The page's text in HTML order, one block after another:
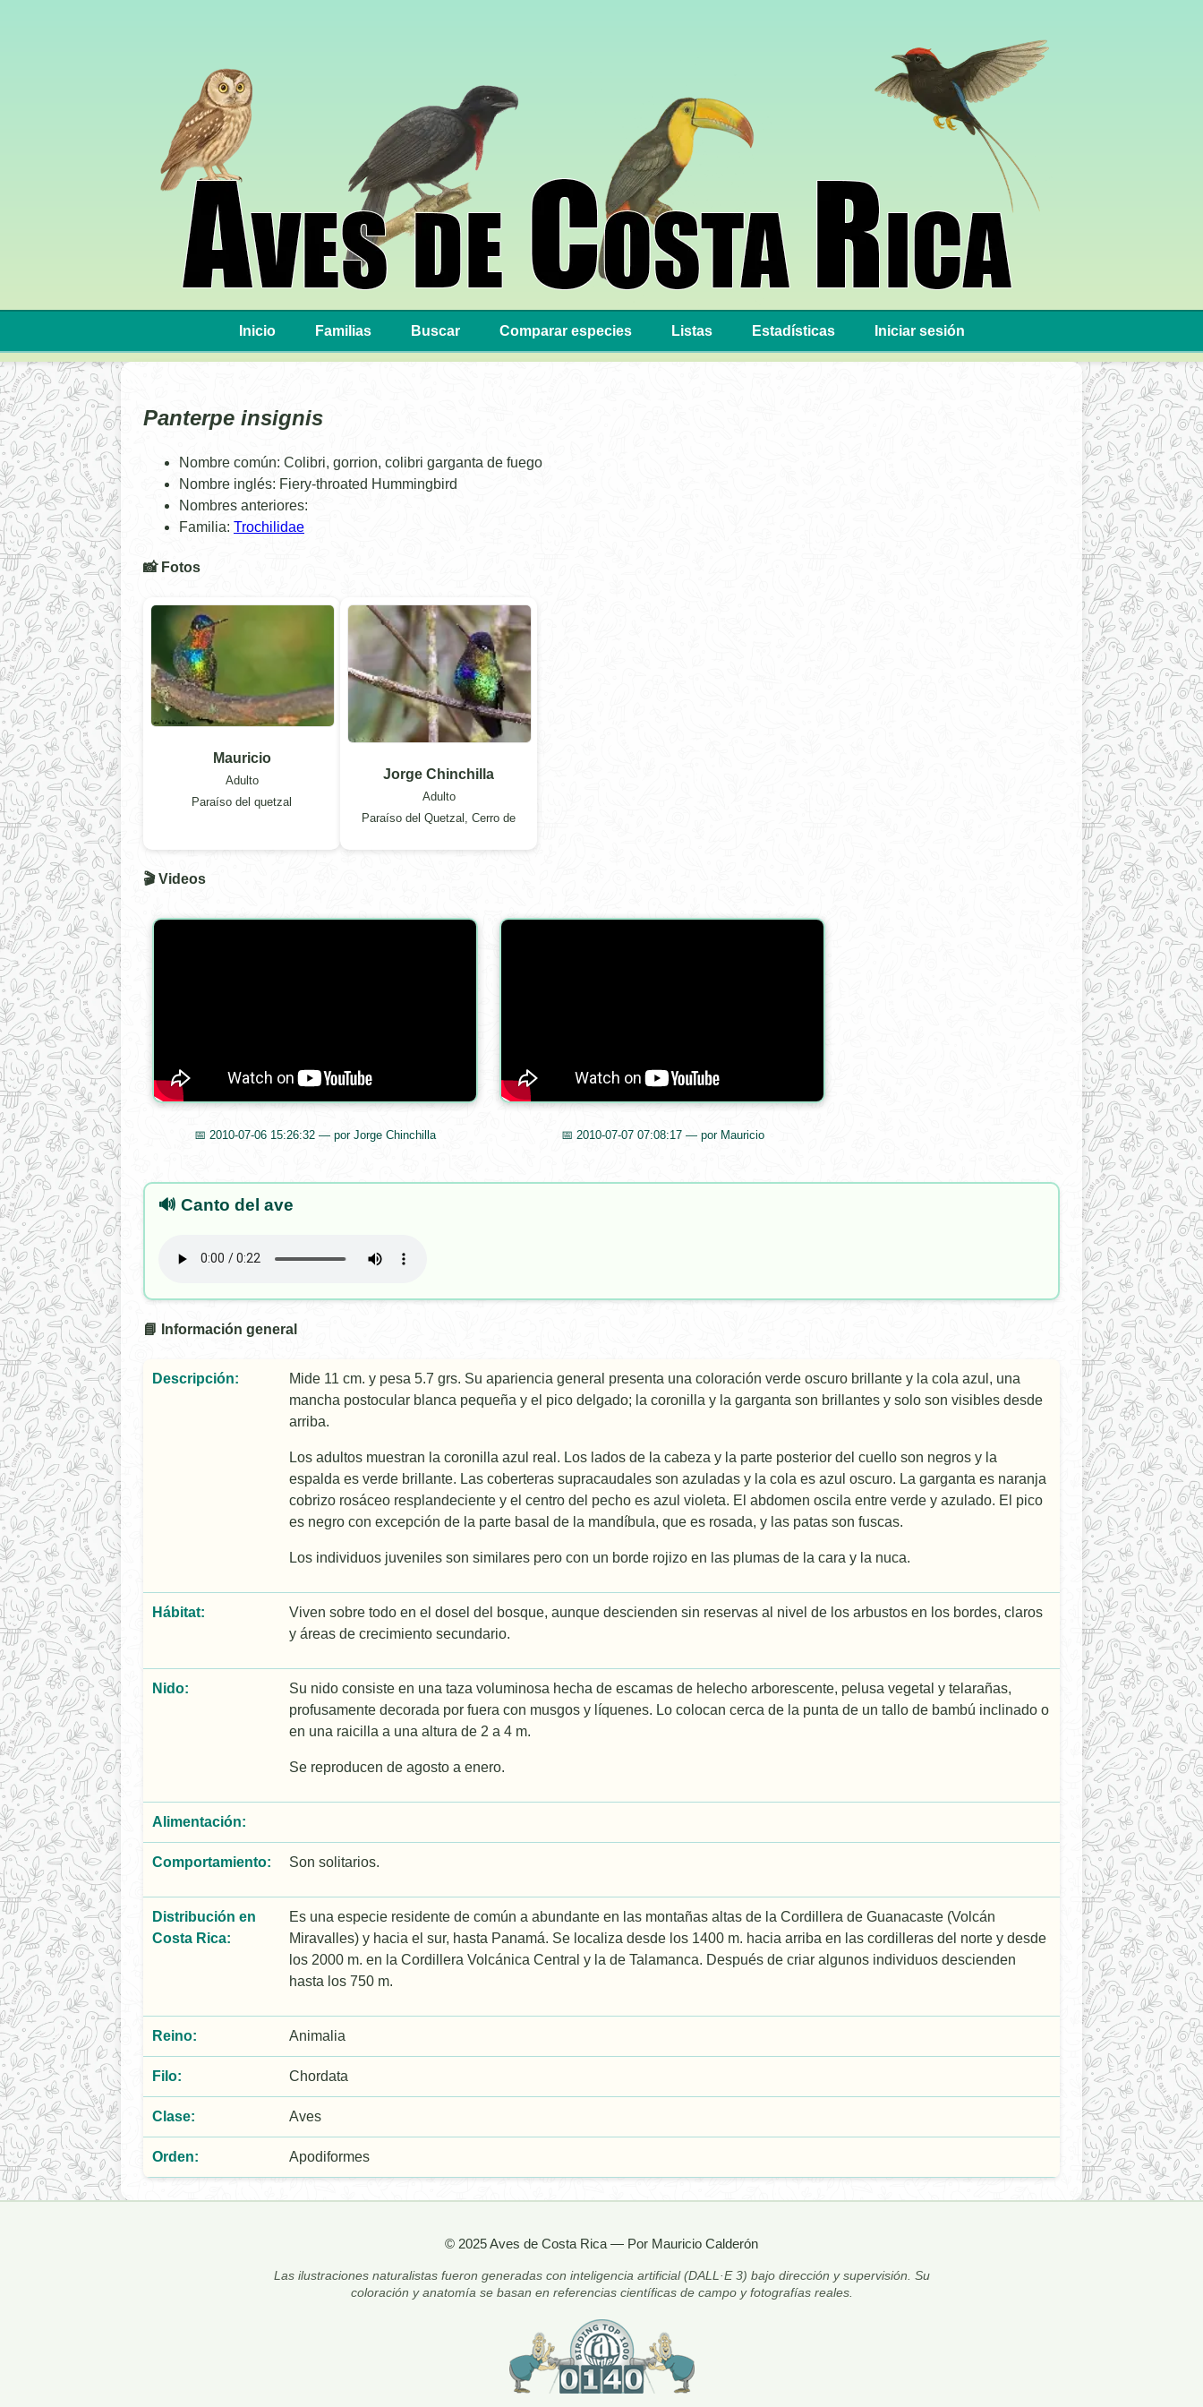
Inicio Familias Buscar Comparar especies Listas Estadísticas Iniciar sesión
Panterpe insignis
Nombre común: Colibri, gorrion, colibri garganta de fuego
Nombre inglés: Fiery-throated Hummingbird
Nombres anteriores:
Familia: Trochilidae
📸 Fotos
Mauricio
Adulto
Paraíso del quetzal
Jorge Chinchilla
Adulto
Paraíso del Quetzal, Cerro de
🎬 Videos
📅 2010-07-06 15:26:32 — por Jorge Chinchilla 📅 2010-07-07 07:08:17 — por Mauricio
🔊 Canto del ave
📘 Información general
Descripción:
Mide 11 cm. y pesa 5.7 grs. Su apariencia general presenta una coloración verde oscuro brillante y la cola azul, una
mancha postocular blanca pequeña y el pico delgado; la coronilla y la garganta son brillantes y solo son visibles desde
arriba.
Los adultos muestran la coronilla azul real. Los lados de la cabeza y la parte posterior del cuello son negros y la
espalda es verde brillante. Las coberteras supracaudales son azuladas y la cola es azul oscuro. La garganta es naranja
cobrizo rosáceo resplandeciente y el centro del pecho es azul violeta. El abdomen oscila entre verde y azulado. El pico
es negro con excepción de la parte basal de la mandí­bula, que es rosada, y las patas son fuscas.
Los individuos juveniles son similares pero con un borde rojizo en las plumas de la cara y la nuca.
Hábitat:
Viven sobre todo en el dosel del bosque, aunque descienden sin reservas al nivel de los arbustos en los bordes, claros
y áreas de crecimiento secundario.
Nido:
Su nido consiste en una taza voluminosa hecha de escamas de helecho arborescente, pelusa vegetal y telarañas,
profusamente decorada por fuera con musgos y lí­quenes. Lo colocan cerca de la punta de un tallo de bambú inclinado o
en una raicilla a una altura de 2 a 4 m.
Se reproducen de agosto a enero.
Alimentación:
Comportamiento: Son solitarios.
Distribución en
Costa Rica:
Es una especie residente de común a abundante en las montañas altas de la Cordillera de Guanacaste (Volcán
Miravalles) y hacia el sur, hasta Panamá. Se localiza desde los 1400 m. hacia arriba en las cordilleras del norte y desde
los 2000 m. en la Cordillera Volcánica Central y la de Talamanca. Después de criar algunos individuos descienden
hasta los 750 m.
Reino: Animalia
Filo: Chordata
Clase: Aves
Orden: Apodiformes
© 2025 Aves de Costa Rica — Por Mauricio Calderón
Las ilustraciones naturalistas fueron generadas con inteligencia artificial (DALL·E 3) bajo dirección y supervisión. Su
coloración y anatomía se basan en referencias científicas de campo y fotografías reales.